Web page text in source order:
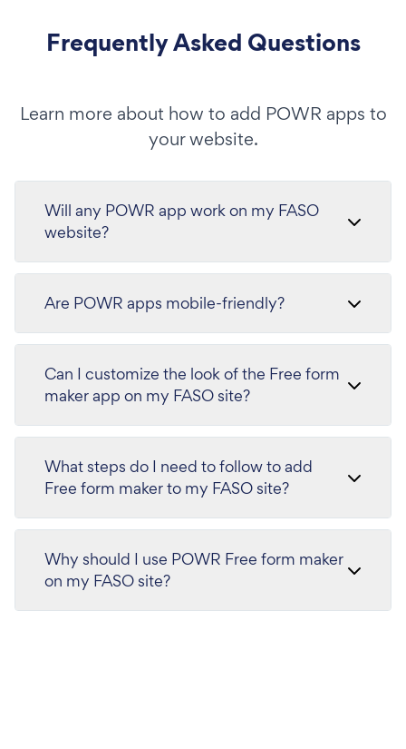
Frequently Asked Questions
Learn more about how to add POWR apps to
your website.
Will any POWR app work on my FASO
website?
Are POWR apps mobile-friendly?
Can I customize the look of the Free form
maker app on my FASO site?
What steps do I need to follow to add
Free form maker to my FASO site?
Why should I use POWR Free form maker
on my FASO site?